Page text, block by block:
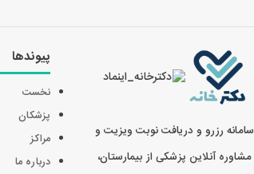
سامانه رزرو و دریافت نوبت ویزیت و
مشاوره آنلاین پزشکی از بیمارستان،
پیوندها
نخست
پزشکان
مراکز
درباره ما